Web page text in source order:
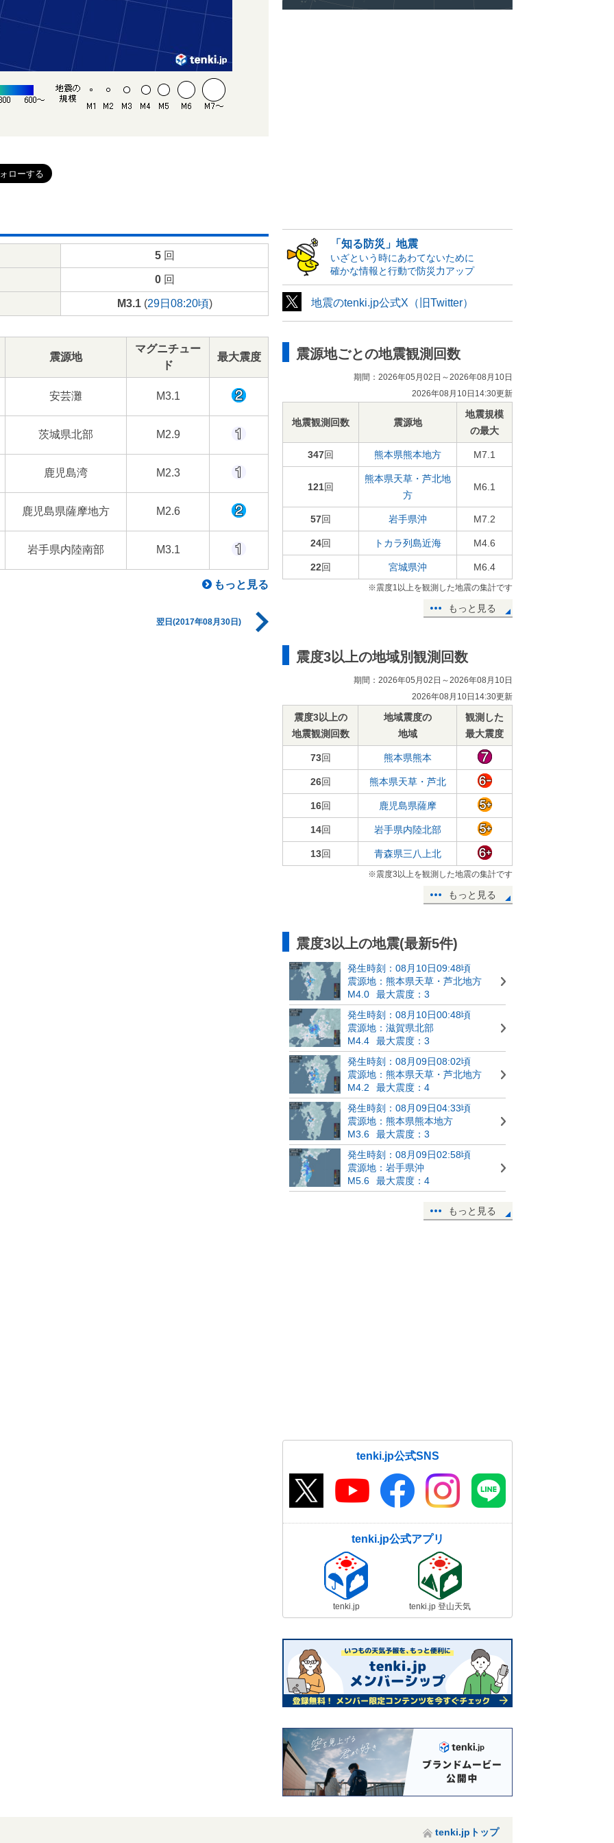
5回
0回
M3.1(29日08:20頃)
震源地
マグニチュー
ド
最大震度
安芸灘 M3.1
茨城県北部 M2.9
鹿児島湾 M2.3
鹿児島県薩摩地方 M2.6
岩手県内陸南部 M3.1
もっと見る
翌日(2017年08月30日)
「知る防災」地震
いざという時にあわてないために
確かな情報と行動で防災力アップ
地震のtenki.jp公式X（旧Twitter）
震源地ごとの地震観測回数
期間：2026年05月02日～2026年08月10日
2026年08月10日14:30更新
地震観測回数 震源地
地震規模
の最大
347回 熊本県熊本地方 M7.1
121回
熊本県天草・芦北地
方
M6.1
57回 岩手県沖 M7.2
24回 トカラ列島近海 M4.6
22回 宮城県沖 M6.4
※震度1以上を観測した地震の集計です
もっと見る
震度3以上の地域別観測回数
期間：2026年05月02日～2026年08月10日
2026年08月10日14:30更新
震度3以上の
地震観測回数
地域震度の
地域
観測した
最大震度
73回 熊本県熊本
26回 熊本県天草・芦北
16回 鹿児島県薩摩
14回 岩手県内陸北部
13回 青森県三八上北
※震度3以上を観測した地震の集計です
もっと見る
震度3以上の地震(最新5件)
発生時刻：08月10日09:48頃
震源地：熊本県天草・芦北地方
M4.0
最大震度：3
発生時刻：08月10日00:48頃
震源地：滋賀県北部
M4.4
最大震度：3
発生時刻：08月09日08:02頃
震源地：熊本県天草・芦北地方
M4.2
最大震度：4
発生時刻：08月09日04:33頃
震源地：熊本県熊本地方
M3.6
最大震度：3
発生時刻：08月09日02:58頃
震源地：岩手県沖
M5.6
最大震度：4
もっと見る
tenki.jp公式SNS
tenki.jp公式アプリ
tenki.jp tenki.jp 登山天気
tenki.jpトップ